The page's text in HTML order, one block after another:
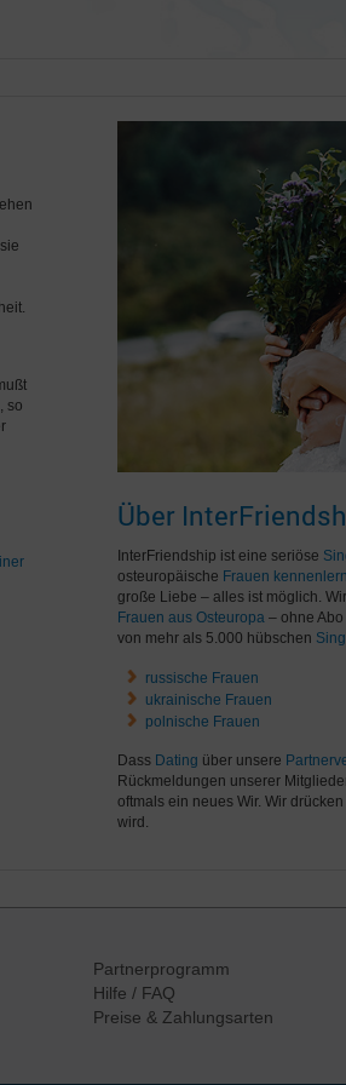
so
Über
InterFriendship ist eine seriöse
osteuropäische Frauen
große Liebe – alles ist möglich.
Frauen aus Osteuropa – ohne
von mehr als 5.000 hübschen
russische Frauen
ukrainische Frauen
polnische Frauen
Dass Dating über unsere
Rückmeldungen unserer
oftmals ein neues Wir. Wir
wird.
Partnerprogramm
Hilfe / FAQ
Preise & Zahlungsarten